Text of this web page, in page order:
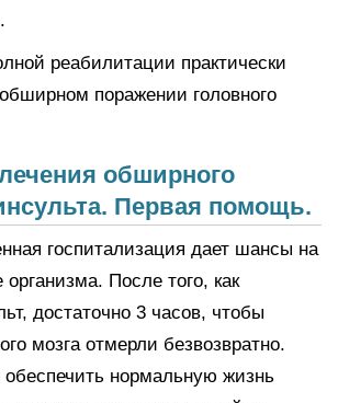
реабилитации практически
поражении головного
обширного
Первая помощь.
госпитализация дает шансы на
организма. После того, как
достаточно 3 часов, чтобы
мозга отмерли безвозвратно.
нормальную жизнь